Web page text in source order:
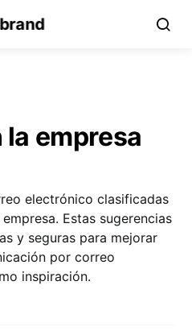
la empresa
electrónico clasificadas
Estas sugerencias
y seguras para mejorar
por correo
inspiración.